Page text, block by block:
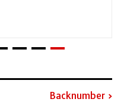
Backnumber